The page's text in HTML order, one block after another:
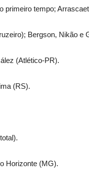
primeiro tempo;
Bergson, Nikão e
(Atlético-PR).
(RS).
Horizonte (MG).